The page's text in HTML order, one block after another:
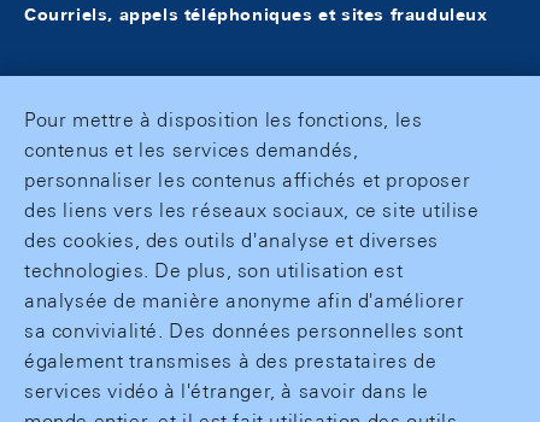
Courriels, appels téléphoniques et sites frauduleux
Pour mettre à disposition les fonctions, les
contenus et les services demandés,
personnaliser les contenus affichés et proposer
des liens vers les réseaux sociaux, ce site utilise
des cookies, des outils d'analyse et diverses
technologies. De plus, son utilisation est
analysée de manière anonyme afin d'améliorer
sa convivialité. Des données personnelles sont
également transmises à des prestataires de
services vidéo à l'étranger, à savoir dans le